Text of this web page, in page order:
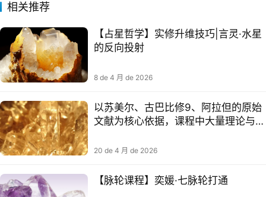
相关推荐
【占星哲学】实修升维技巧|言灵·水星
的反向投射
8 de 4 月 de 2026
以苏美尔、古巴比修9、阿拉但的原始
文献为核心依据，课程中大量理论与资
20 de 4 月 de 2026
【脉‮课⁠轮‬‎程】奕媛·七脉‮打⁠轮‬‎通